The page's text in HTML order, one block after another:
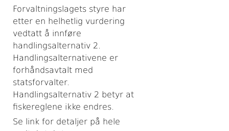
Forvaltningslagets styre har
etter en helhetlig vurdering
vedtatt å innføre
handlingsalternativ 2.
Handlingsalternativene er
forhåndsavtalt med
statsforvalter.
Handlingsalternativ 2 betyr at
fiskereglene ikke endres.
Se link for detaljer på hele